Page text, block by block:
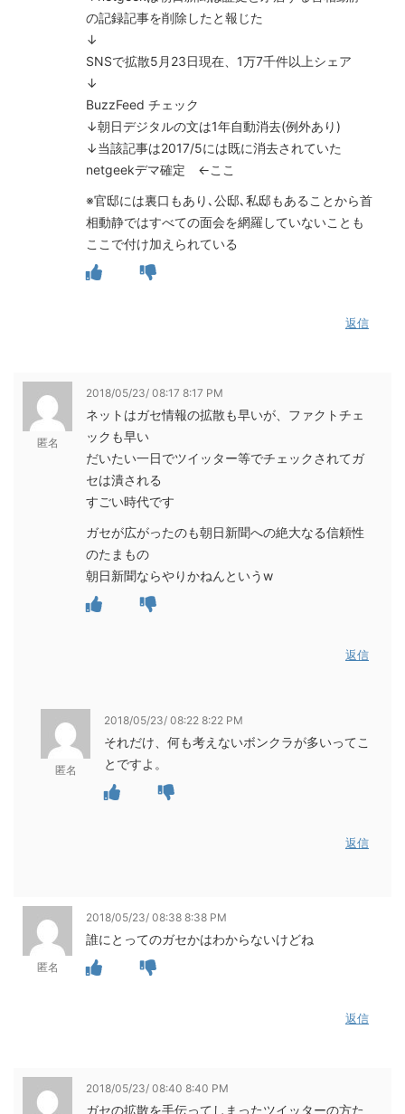
の記録記事を削除したと報じた
↓
SNSで拡散5月23日現在、1万7千件以上シェア
↓
BuzzFeed チェック
↓朝日デジタルの文は1年自動消去(例外あり)
↓当該記事は2017/5には既に消去されていた
netgeekデマ確定 ←ここ
※官邸には裏口もあり､公邸､私邸もあることから首
相動静ではすべての面会を網羅していないことも
ここで付け加えられている
返信
匿名
2018/05/23/ 08:17 8:17 PM
ネットはガセ情報の拡散も早いが、ファクトチェ
ックも早い
だいたい一日でツイッター等でチェックされてガ
セは潰される
すごい時代です
ガセが広がったのも朝日新聞への絶大なる信頼性
のたまもの
朝日新聞ならやりかねんというw
返信
匿名
2018/05/23/ 08:22 8:22 PM
それだけ、何も考えないボンクラが多いってこ
とですよ。
返信
匿名
2018/05/23/ 08:38 8:38 PM
誰にとってのガセかはわからないけどね
返信
2018/05/23/ 08:40 8:40 PM
ガセの拡散を手伝ってしまったツイッターの方た